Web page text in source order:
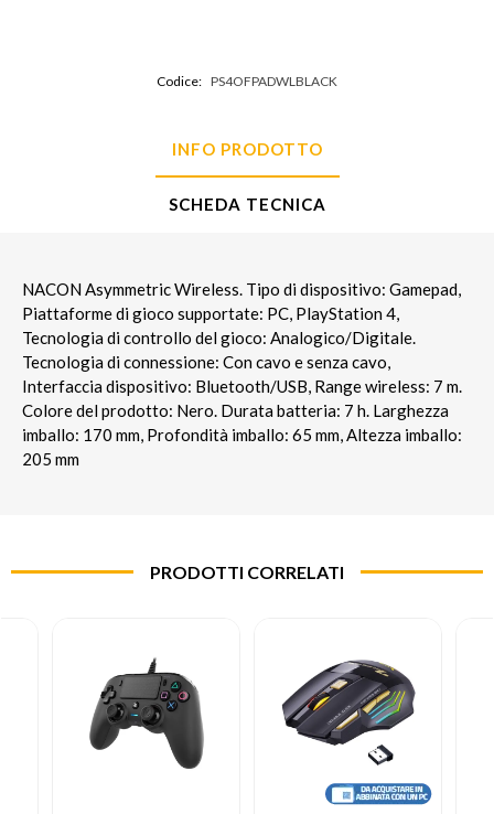
Codice: PS4OFPADWLBLACK
INFO PRODOTTO
SCHEDA TECNICA
NACON Asymmetric Wireless. Tipo di dispositivo: Gamepad,
Piattaforme di gioco supportate: PC, PlayStation 4,
Tecnologia di controllo del gioco: Analogico/Digitale.
Tecnologia di connessione: Con cavo e senza cavo,
Interfaccia dispositivo: Bluetooth/USB, Range wireless: 7 m.
Colore del prodotto: Nero. Durata batteria: 7 h. Larghezza
imballo: 170 mm, Profondità imballo: 65 mm, Altezza imballo:
205 mm
PRODOTTI CORRELATI